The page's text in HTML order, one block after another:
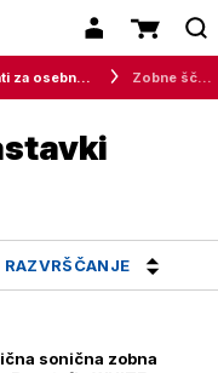
Aparati za osebno nego Zobne ščetke in nastavki
RAZVRŠČANJE
sonična zobna